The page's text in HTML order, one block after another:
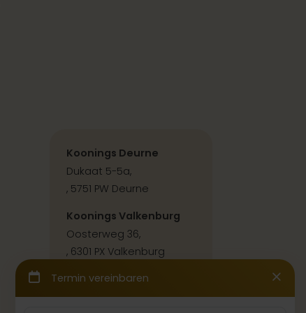
Koonings Deurne
Dukaat 5-5a,
, 5751 PW Deurne
Koonings Valkenburg
Oosterweg 36,
, 6301 PX Valkenburg
Kontakt & Anfahrt